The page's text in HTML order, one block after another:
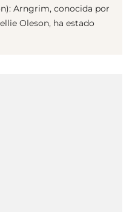
Arngrim, conocida por
Oleson, ha estado